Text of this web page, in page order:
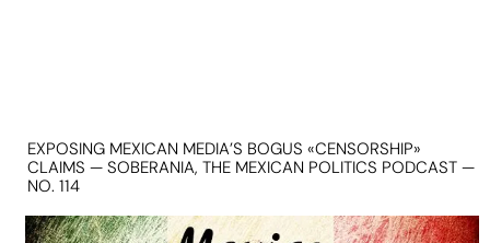
EXPOSING MEXICAN MEDIA’S BOGUS «CENSORSHIP»
CLAIMS — SOBERANIA, THE MEXICAN POLITICS PODCAST —
NO. 114